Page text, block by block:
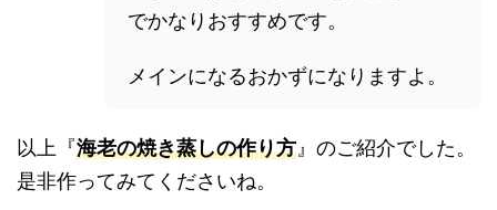
でかなりおすすめです。
メインになるおかずになりますよ。
以上『海老の焼き蒸しの作り方 』のご紹介でした。
是非作ってみてくださいね。